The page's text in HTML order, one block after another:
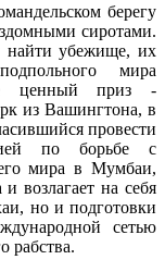
берегу
сиротами.
найти убежище, их
мира
ценный приз -
из Вашингтона, в
провести
по борьбе с
мира в Мумбаи,
возлагает на себя
но и подготовки
сетью
рабства.